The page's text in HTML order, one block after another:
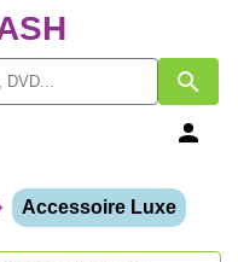
Accessoire Luxe